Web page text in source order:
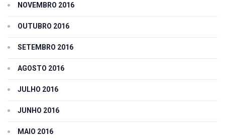
NOVEMBRO 2016
OUTUBRO 2016
SETEMBRO 2016
AGOSTO 2016
JULHO 2016
JUNHO 2016
MAIO 2016